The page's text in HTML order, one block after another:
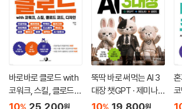
_한준구
학교에서 반복적이고 과도한 업무에 지친 선생님들
니다. 이 책에서 가장 강조하고 싶었던 것은 단순한
의 본질을 찾아 불필요한 과정을 줄이는 사고방식이
요한 것이 바로 ‘왜’라는 질문입니다. 왜 이 업무가
지, 더 효율적인 방법은 없는지, 끊임없이 고민하는
화의 가치가 발견됩니다. 이 책을 통해 선생님들이
히 신기한 도구가 아닌 교육의 본질에 더 집중할 수
바로바로 클로드 with
코워크, 스킬, 클로드
코드, 디자인
원
뚝딱 바로 써먹는 AI 3
대장 챗GPT · 제미나
이 · 클로드
원